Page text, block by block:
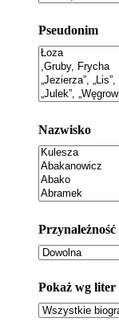
Pseudonim
Nazwisko
Pokaż wg liter